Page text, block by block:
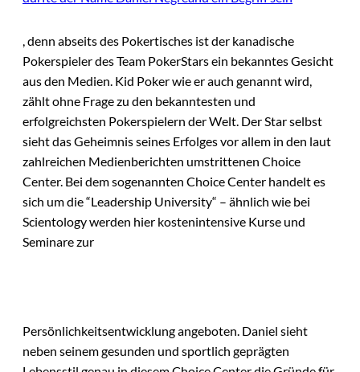
, denn abseits des Pokertisches ist der kanadische
Pokerspieler des Team PokerStars ein bekanntes Gesicht
aus den Medien. Kid Poker wie er auch genannt wird,
zählt ohne Frage zu den bekanntesten und
erfolgreichsten Pokerspielern der Welt. Der Star selbst
sieht das Geheimnis seines Erfolges vor allem in den laut
zahlreichen Medienberichten umstrittenen Choice
Center. Bei dem sogenannten Choice Center handelt es
sich um die “Leadership University“ – ähnlich wie bei
Scientology werden hier kostenintensive Kurse und
Seminare zur
Persönlichkeitsentwicklung angeboten. Daniel sieht
neben seinem gesunden und sportlich geprägten